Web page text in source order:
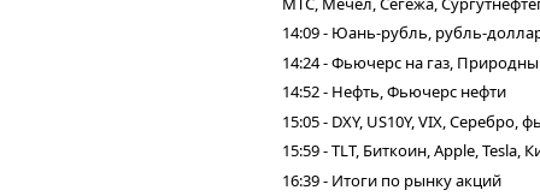
14:09 - Юань-рубль, рубль-
14:24 - Фьючерс на газ,
14:52 - Нефть, Фьючерс нефти
15:05 - DXY, US10Y, VIX,
15:59 - TLT, Биткоин, Apple, Tesla,
16:39 - Итоги по рынку акций